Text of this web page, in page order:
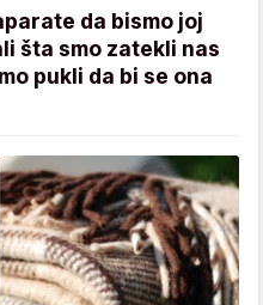
da bismo joj
šta smo zatekli nas
pukli da bi se ona